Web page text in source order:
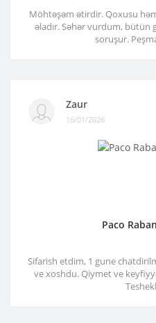
Möhtəşəm ətirdir. Qoxusu həm
əladır. Səhər vurdum, bütün
soruşur.
Zaur
16/01/2026
Paco
Sifarish etdim, 1 gune
ve xoshdu. Qiymet ve